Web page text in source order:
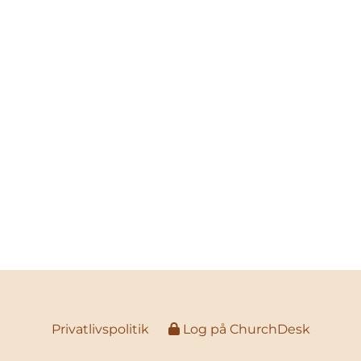
Privatlivspolitik Log på ChurchDesk